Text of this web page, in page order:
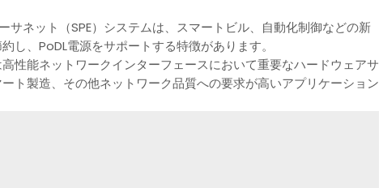
ネット（SPE）システムは、スマートビル、自動化制御などの新
し、PoDL電源をサポートする特徴があります。
性能ネットワークインターフェースにおいて重要なハードウェアサ
ト製造、その他ネットワーク品質への要求が高いアプリケーション